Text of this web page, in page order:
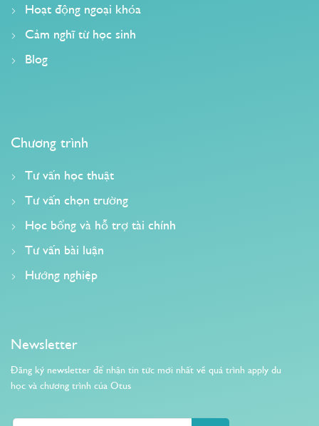
Hoạt động ngoại khóa
Cảm nghĩ từ học sinh
Blog
Chương trình
Tư vấn học thuật
Tư vấn chọn trường
Học bổng và hỗ trợ tài chính
Tư vấn bài luận
Hướng nghiệp
Newsletter
Đăng ký newsletter để nhận tin tức mới nhất về quá trình apply du
học và chương trình của Otus